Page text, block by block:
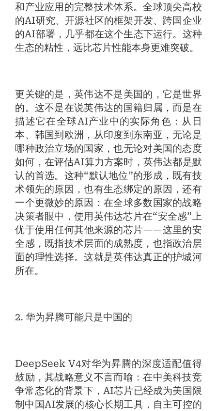
和产业应用的完整技术体系。全球顶尖高校
的AI研究、开源社区的框架开发、跨国企业
的AI部署，几乎都在这个生态下运行。这种
生态的粘性，远比芯片性能本身更难突破。
更关键的是，英伟达不是美国的，它是世界
的。这不是在说英伟达的国籍归属，而是在
描述它在全球AI产业中的实际角色：从日
本、韩国到欧洲，从印度到东南亚，无论是
哪种政治立场的国家，也无论对美国的态度
如何，在评估AI算力方案时，英伟达都是默
认的首选。这种“默认地位”的形成，既有技
术领先的原因，也有生态绑定的原因，还有
一个更微妙的原因：在全球多数国家的战略
决策者眼中，使用英伟达芯片在“安全感”上
优于使用任何其他来源的芯片——这里的安
全感，既指技术层面的成熟度，也指政治层
面的理性选择。这就是英伟达真正的护城河
所在。
2. 华为昇腾可能只是中国的
DeepSeek V4对华为昇腾的深度适配值得
鼓励，其战略意义不言而喻：在中美科技竞
争常态化的背景下，AI芯片已经成为美国限
制中国AI发展的核心长期工具，自主可控的